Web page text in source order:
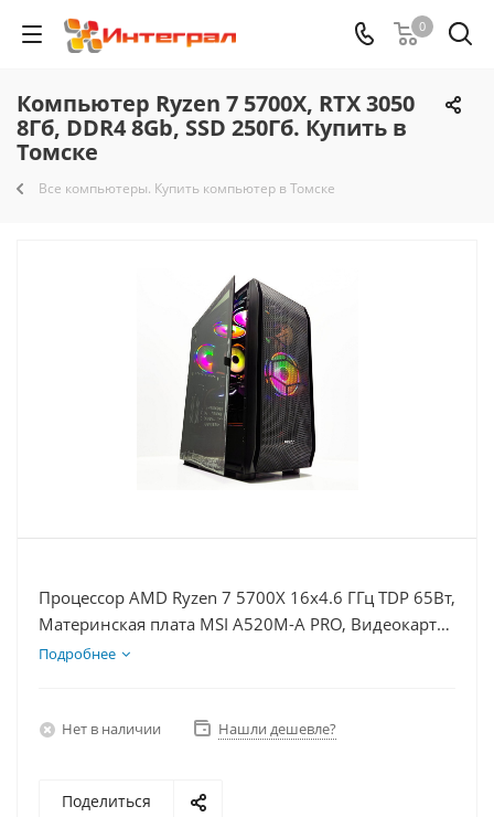
0
Компьютер Ryzen 7 5700X, RTX 3050
8Гб, DDR4 8Gb, SSD 250Гб. Купить в
Томске
Все компьютеры. Купить компьютер в Томске
Процессор AMD Ryzen 7 5700X 16x4.6 ГГц TDP 65Вт,
Материнская плата MSI A520M-A PRO, Видеокарта
RTX 3050 8Гб, Память DDR4 8Gb, Диски
Подробнее
Нет в наличии Нашли дешевле?
Поделиться